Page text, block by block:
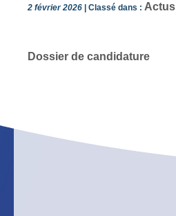
2 février 2026 | Classé dans : Actus
Dossier de candidature